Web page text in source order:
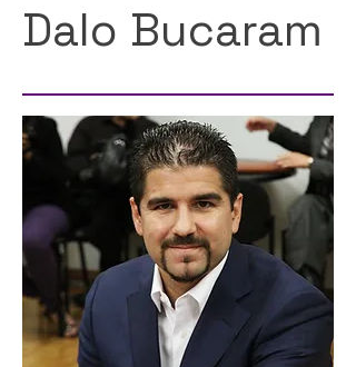
Dalo Bucaram